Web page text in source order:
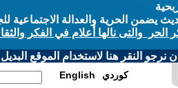
الحرية والعدالة الاجتماعية
والتى نالها أعلام في الفكر
النقر هنا لاستخدام الموقع البديل
English كوردي